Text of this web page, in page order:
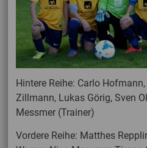
Hintere Reihe: Carlo
Zillmann, Lukas Görig, Sven
Messmer (Trainer)
Vordere Reihe: Matthes